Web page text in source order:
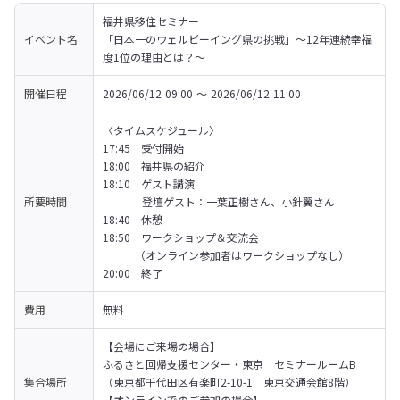
イベント名
福井県移住セミナー
「日本一のウェルビーイング県の挑戦」～12年連続幸福
度1位の理由とは？～
開催日程 2026/06/12 09:00 〜 2026/06/12 11:00
所要時間
〈タイムスケジュール〉
17:45　受付開始
18:00　福井県の紹介
18:10　ゲスト講演
登壇ゲスト：一葉正樹さん、小針翼さん
18:40　休憩
18:50　ワークショップ＆交流会
（オンライン参加者はワークショップなし）
20:00　終了
費用 無料
集合場所
【会場にご来場の場合】
ふるさと回帰支援センター・東京　セミナールームB
（東京都千代田区有楽町2-10-1　東京交通会館8階）